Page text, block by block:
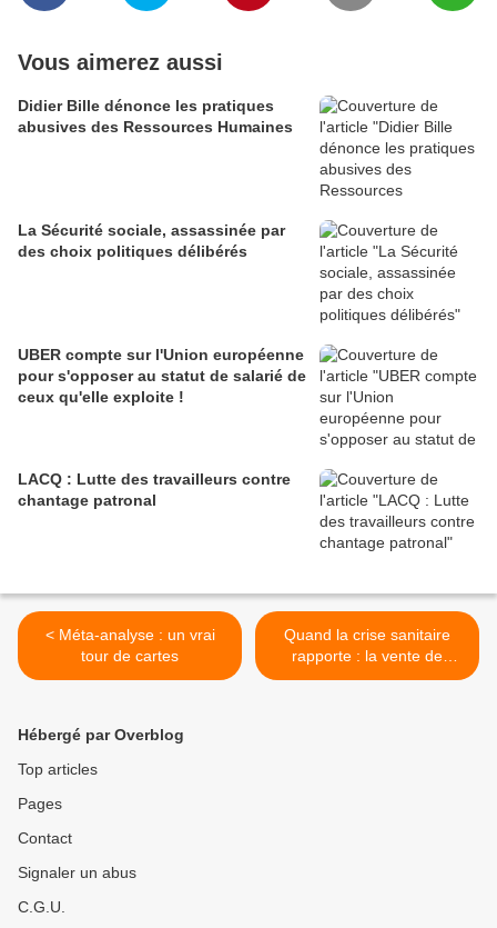
Vous aimerez aussi
Didier Bille dénonce les pratiques
abusives des Ressources Humaines
La Sécurité sociale, assassinée par
des choix politiques délibérés
UBER compte sur l'Union européenne
pour s'opposer au statut de salarié de
ceux qu'elle exploite !
LACQ : Lutte des travailleurs contre
chantage patronal
< Méta-analyse : un vrai
tour de cartes
Quand la crise sanitaire
rapporte : la vente de
MASQUES a rapporté 175
Hébergé par Overblog
Top articles
Pages
Contact
Signaler un abus
C.G.U.